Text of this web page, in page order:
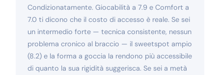
Condizionatamente. Giocabilità a 7.9 e Comfort a
7.0 ti dicono che il costo di accesso è reale. Se sei
un intermedio forte — tecnica consistente, nessun
problema cronico al braccio — il sweetspot ampio
(8.2) e la forma a goccia la rendono più accessibile
di quanto la sua rigidità suggerisca. Se sei a metà